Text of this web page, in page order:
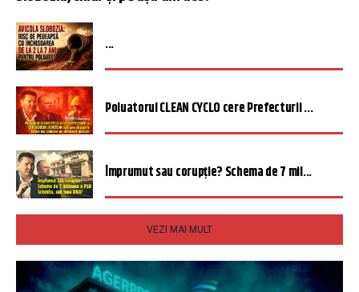
...
Poluatorul CLEAN CYCLO cere Prefecturii ...
Împrumut sau corupție? Schema de 7 mil...
VEZI MAI MULT